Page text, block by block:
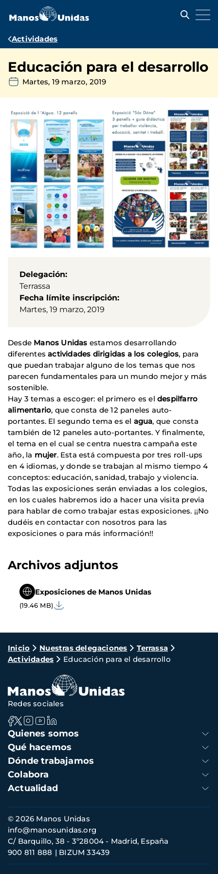
contenido
Ruta
navegación
Actividades
Educación para el desarrollo
Martes, 19 marzo, 2019
Delegación
Terrassa
Fecha límite inscripción
Martes, 19 marzo, 2019
Desde Manos Unidas estamos desarrollando
diferentesactividades dirigidas a los colegios, para
que puedan trabajar alguno de los temas que nos
parecen fundamentales para un mundo mejor y más
sostenible.
Hay 3 temas a escoger: el primero es el despilfarro
alimentario, que consta de 12 paneles auto-
portantes. El segundo tema es el agua, que consta
también de 12 paneles auto-portantes. Y finalmente,
el tema en el cual se centra nuestra campaña este
año, la mujer. Esta está compuesta por tres roll-ups
en 4 idiomas, y donde se trabajan al mismo tiempo 4
conceptos: educación, sanidad, trabajo y violencia.
Todas las exposiciones serán enviadas a los colegios,
en los cuales habremos ido a hacer una visita previa
para hablar de como trabajar estas exposiciones. ¡¡No
dudéis en contactar con nosotros para las
exposiciones o para más información!!
Archivos adjuntos
Exposiciones de Manos Unidas
(19.46 MB)
Ruta
de
navegación
Inicio Nuestras delegaciones
Terrassa
Actividades
Educación para el desarrollo
Navegación
principal
Quienes somos
Qué hacemos
Dónde trabajamos
Colabora
Actualidad
Redes sociales
Información
de
contacto
© 2026 Manos Unidas
C/ Barquillo, 38 - 3º28004 - Madrid, España
900 811 888
BIZUM 33439
info@manosunidas.org